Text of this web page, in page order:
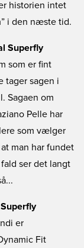
historien intet
i den næste tid.
Superfly
som er fint
tager sagen i
Sagaen om
Pelle har
som vælger
man har fundet
ser det langt
er
Fit